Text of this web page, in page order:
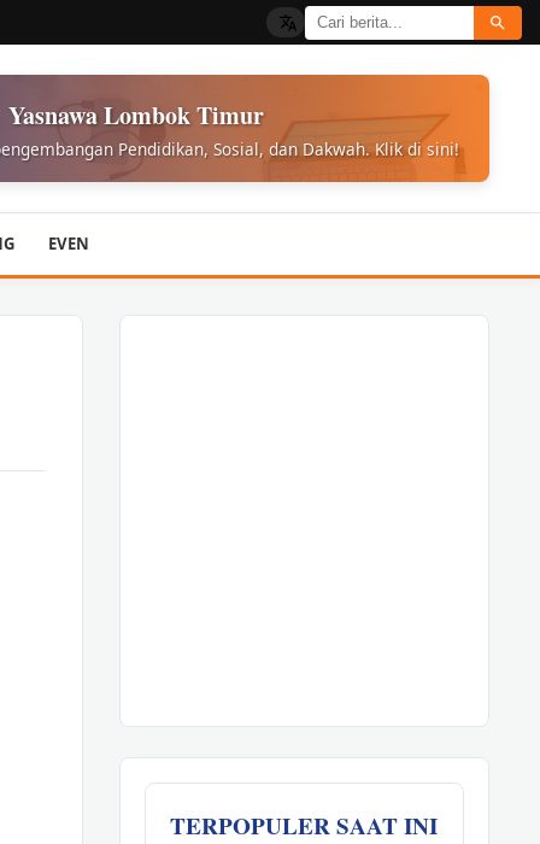
Yasnawa Lombok Timur
Pendidikan, Sosial, dan Dakwah. Klik di sini!
EVEN
TERPOPULER SAAT INI